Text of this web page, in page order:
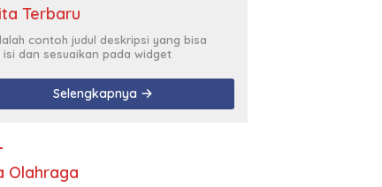
Terbaru
contoh judul deskripsi yang bisa
isi dan sesuaikan pada widget
Selengkapnya
Olahraga